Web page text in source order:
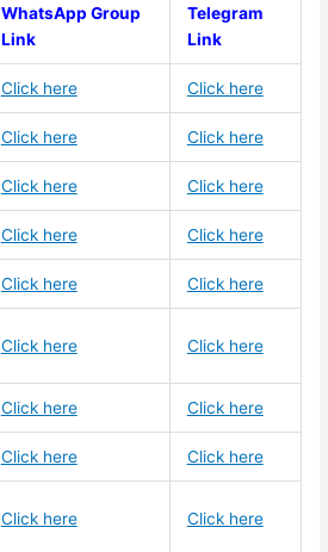
WhatsApp Group
Link
Telegram
Link
Click here Click here
Click here Click here
Click here Click here
Click here Click here
Click here Click here
Click here Click here
Click here Click here
Click here Click here
Click here Click here